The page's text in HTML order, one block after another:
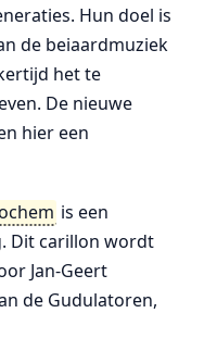
Hun doel is
de beiaardmuziek
het te
De nieuwe
hier een
is een
Dit carillon wordt
Jan-Geert
de Gudulatoren,